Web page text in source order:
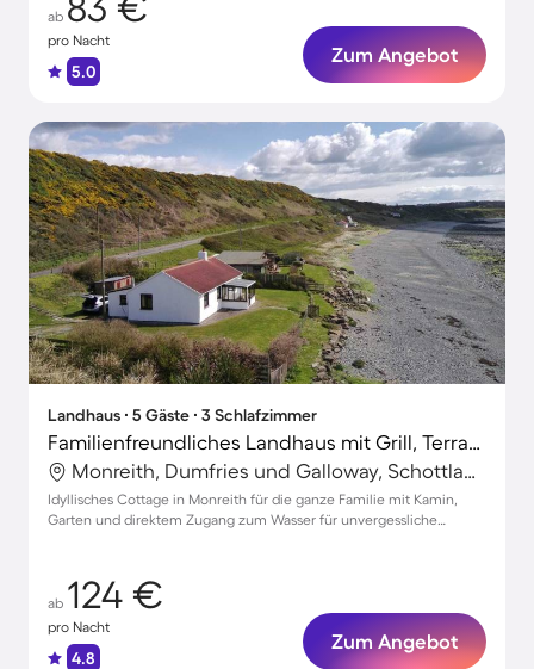
ab
pro Nacht
5.0
Zum Angebot
Landhaus ∙ 5 Gäste ∙ 3 Schlafzimmer
Familienfreundliches Landhaus mit Grill, Terrasse und Garten | Naturblick
Monreith, Dumfries und Galloway, Schottland
Idyllisches Cottage in Monreith für die ganze Familie mit Kamin,
Garten und direktem Zugang zum Wasser für unvergessliche
ab 124 €
pro Nacht
4.8
Zum Angebot